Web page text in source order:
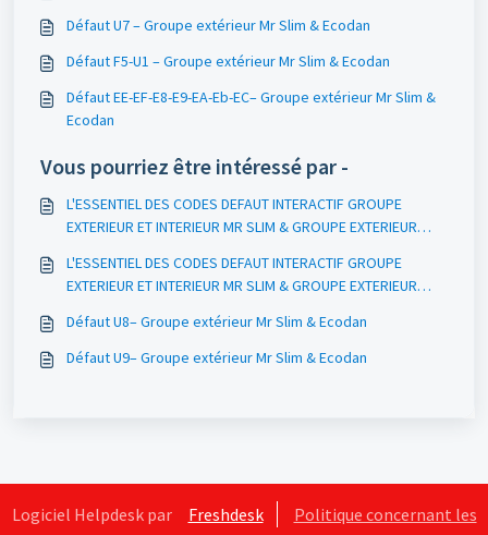
Défaut U7 – Groupe extérieur Mr Slim & Ecodan
Défaut F5-U1 – Groupe extérieur Mr Slim & Ecodan
Défaut EE-EF-E8-E9-EA-Eb-EC– Groupe extérieur Mr Slim &
Ecodan
Vous pourriez être intéressé par -
L'ESSENTIEL DES CODES DEFAUT INTERACTIF GROUPE
EXTERIEUR ET INTERIEUR MR SLIM & GROUPE EXTERIEUR
L'ESSENTIEL DES CODES DEFAUT INTERACTIF GROUPE
EXTERIEUR ET INTERIEUR MR SLIM & GROUPE EXTERIEUR
Défaut U8– Groupe extérieur Mr Slim & Ecodan
Défaut U9– Groupe extérieur Mr Slim & Ecodan
Logiciel Helpdesk par Freshdesk
Politique concernant les